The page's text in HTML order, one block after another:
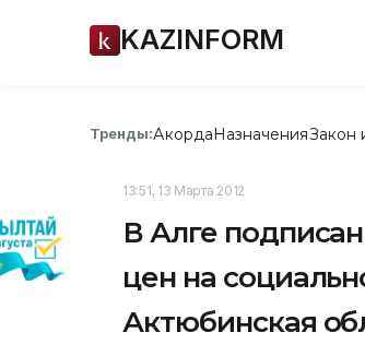
KAZINFORM
Тренды:АкордаНазначенияЗакон
13:51, 13 Марта 2012
В Алге
цен на
Актюбинская